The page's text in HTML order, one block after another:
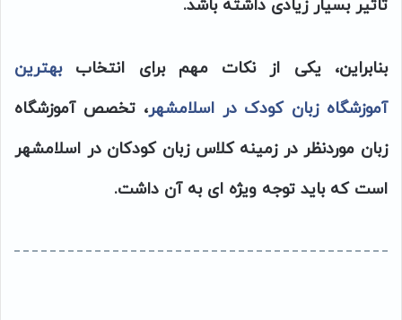
تاثیر بسیار زیادی داشته باشد.
بنابراین، یکی از نکات مهم برای انتخاببهترین
آموزشگاه زبان کودک در اسلامشهر، تخصص آموزشگاه
زبان موردنظر در زمینه کلاس زبان کودکان در اسلامشهر
است که باید توجه ویژه ای به آن داشت.